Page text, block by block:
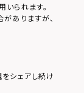
られます。
ありますが、
シェアし続け